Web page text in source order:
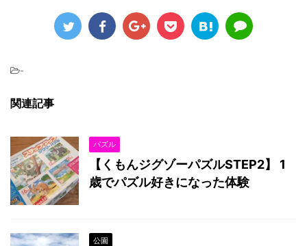
-
関連記事
パズル
【くもんジグゾーパズルSTEP2】 1
歳でパズル好きになった体験
公園